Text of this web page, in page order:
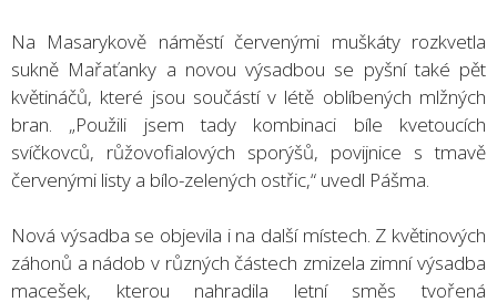
Na Masarykově náměstí červenými muškáty rozkvetla
sukně Mařaťanky a novou výsadbou se pyšní také pět
květináčů, které jsou součástí v létě oblíbených mlžných
bran. „Použili jsem tady kombinaci bíle kvetoucích
svíčkovců, růžovofialových sporýšů, povijnice s tmavě
červenými listy a bílo-zelených ostřic,“ uvedl Pášma.
Nová výsadba se objevila i na další místech. Z květinových
záhonů a nádob v různých částech zmizela zimní výsadba
macešek, kterou nahradila letní směs tvořená